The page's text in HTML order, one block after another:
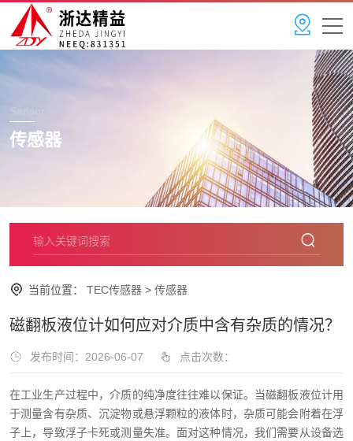
Sensor
传感器
当前位置： TEC传感器 > 传感器
磁翻板液位计如何应对介质中含有杂质的情况？
发布时间：2026-06-07 点击次数：
在工业生产过程中，介质的纯净度往往难以保证。当磁翻板液位计用
于测量含有杂质、沉淀物或悬浮颗粒的液体时，杂质可能会附着在浮
子上，导致浮子卡死或测量失准。面对这种情况，我们需要从设备选